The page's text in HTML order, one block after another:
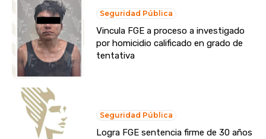
Seguridad Pública
Vincula FGE a proceso a investigado
por homicidio calificado en grado de
tentativa
Seguridad Pública
Logra FGE sentencia firme de 30 años